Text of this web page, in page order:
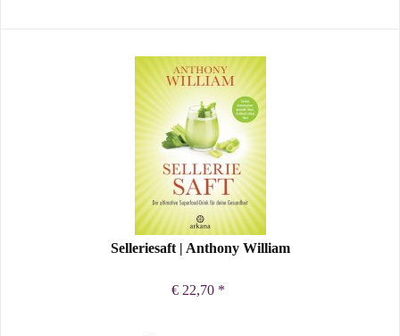
Selleriesaft | Anthony William
€ 22,70 *